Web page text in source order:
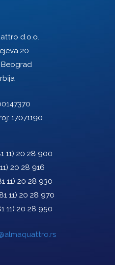
d.o.o.
20
Beograd
17071190
11) 20 28 900
20 28 916
11) 20 28 930
11) 20 28 970
11) 20 28 950